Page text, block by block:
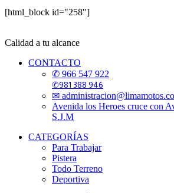
[html_block id="258"]
Calidad a tu alcance
CONTACTO
✆ 966 547 922
✆981 388 946
✉
Avenida los Heroes cruce con
S.J.M
CATEGORÍAS
Para Trabajar
Pistera
Todo Terreno
Deportiva